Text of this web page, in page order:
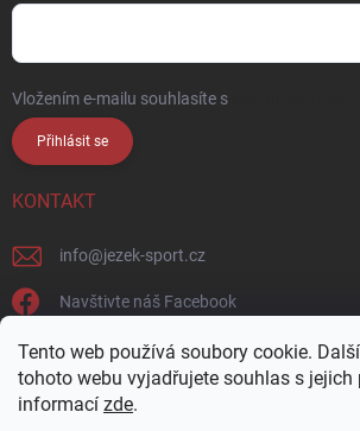
Tento web používá soubory cookie.
tohoto webu vyjadřujete souhlas s jejich
informací zde.
Vložením e-mailu souhlasíte s
Přihlásit se
KONTAKT
info@jezek-sport.cz
Navštivte náš Facebook
jezek_sport_np/